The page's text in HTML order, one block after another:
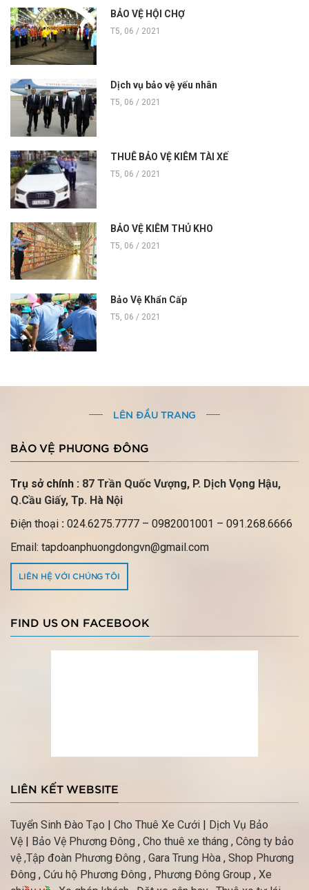
BẢO VỆ HỘI CHỢ
T5, 06 / 2021
Dịch vụ bảo vệ yếu nhân
T5, 06 / 2021
THUÊ BẢO VỆ KIÊM TÀI XẾ
T5, 06 / 2021
BẢO VỆ KIÊM THỦ KHO
T5, 06 / 2021
Bảo Vệ Khẩn Cấp
T5, 06 / 2021
LÊN ĐẦU TRANG
BẢO VỆ PHƯƠNG ĐÔNG
Trụ sở chính : 87 Trần Quốc Vượng, P. Dịch Vọng Hậu,
Q.Cầu Giấy, Tp. Hà Nội
Điện thoại : 024.6275.7777 – 0982001001 – 091.268.6666
Email: tapdoanphuongdongvn@gmail.com
LIÊN HỆ VỚI CHÚNG TÔI
FIND US ON FACEBOOK
LIÊN KẾT WEBSITE
Tuyển Sinh Đào Tạo Cho Thuê Xe Cưới
Dịch Vụ Bảo
Vệ
Bảo Vệ Phương Đông , Cho thuê xe tháng , Công ty bảo
vệ ,Tập đoàn Phương Đông , Gara Trung Hòa , Shop Phương
Đông , Cứu hộ Phương Đông , Phương Đông Group , Xe